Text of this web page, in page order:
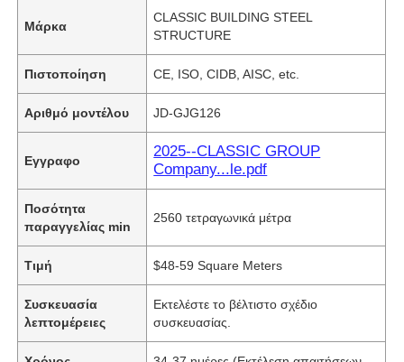
Μάρκα
CLASSIC BUILDING STEEL
STRUCTURE
Πιστοποίηση CE, ISO, CIDB, AISC, etc.
Αριθμό μοντέλου JD-GJG126
Εγγραφο
2025--CLASSIC GROUP
Company...le.pdf
Ποσότητα
παραγγελίας min
2560 τετραγωνικά μέτρα
Τιμή $48-59 Square Meters
Συσκευασία
λεπτομέρειες
Εκτελέστε το βέλτιστο σχέδιο
συσκευασίας.